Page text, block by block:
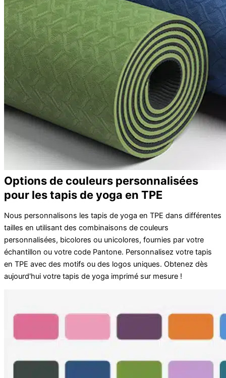
Options de couleurs personnalisées
pour les tapis de yoga en TPE
Nous personnalisons les tapis de yoga en TPE dans différentes
tailles en utilisant des combinaisons de couleurs
personnalisées, bicolores ou unicolores, fournies par votre
échantillon ou votre code Pantone. Personnalisez votre tapis
en TPE avec des motifs ou des logos uniques. Obtenez dès
aujourd'hui votre tapis de yoga imprimé sur mesure !